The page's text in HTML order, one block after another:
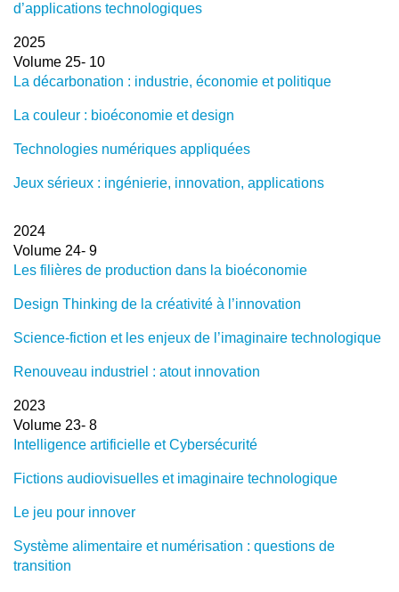
d’applications technologiques
2025
Volume 25- 10
La décarbonation : industrie, économie et politique
La couleur : bioéconomie et design
Technologies numériques appliquées
Jeux sérieux : ingénierie, innovation, applications
2024
Volume 24- 9
Les filières de production dans la bioéconomie
Design Thinking de la créativité à l’innovation
Science-fiction et les enjeux de l’imaginaire technologique
Renouveau industriel : atout innovation
2023
Volume 23- 8
Intelligence artificielle et Cybersécurité
Fictions audiovisuelles et imaginaire technologique
Le jeu pour innover
Système alimentaire et numérisation : questions de
transition